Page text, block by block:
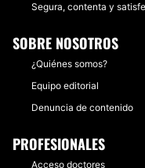
Segura, contenta y
SOBRE NOSOTROS
¿Quiénes somos?
Equipo editorial
Denuncia de contenido
PROFESIONALES
Acceso doctores